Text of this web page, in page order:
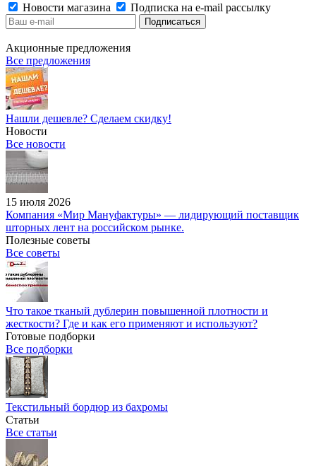
Новости магазина
Подписка на e-mail рассылку
Акционные предложения
Все предложения
Нашли дешевле? Сделаем скидку!
Новости
Все новости
15 июля 2026
Компания «Мир Мануфактуры» — лидирующий поставщик
шторных лент на российском рынке.
Полезные советы
Все советы
Что такое тканый дублерин повышенной плотности и
жесткости? Где и как его применяют и используют?
Готовые подборки
Все подборки
Текстильный бордюр из бахромы
Статьи
Все статьи